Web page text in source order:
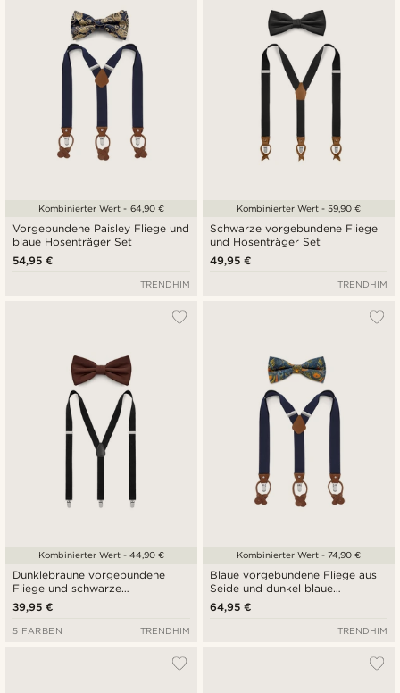
Vorgebundene Paisley Fliege und
blaue Hosenträger Set
54,95 €
Kombinierter Wert - 64,90 €
TRENDHIM
Schwarze vorgebundene Fliege
und Hosenträger Set
49,95 €
Kombinierter Wert - 59,90 €
TRENDHIM
Dunklebraune vorgebundene
Fliege und schwarze
Hosenträger Set
39,95 €
Kombinierter Wert - 44,90 €
5 FARBEN TRENDHIM
Blaue vorgebundene Fliege aus
Seide und dunkel blaue
Hosenträger-Set
64,95 €
Kombinierter Wert - 74,90 €
TRENDHIM